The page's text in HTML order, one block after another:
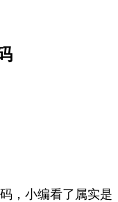
，小编看了属实是